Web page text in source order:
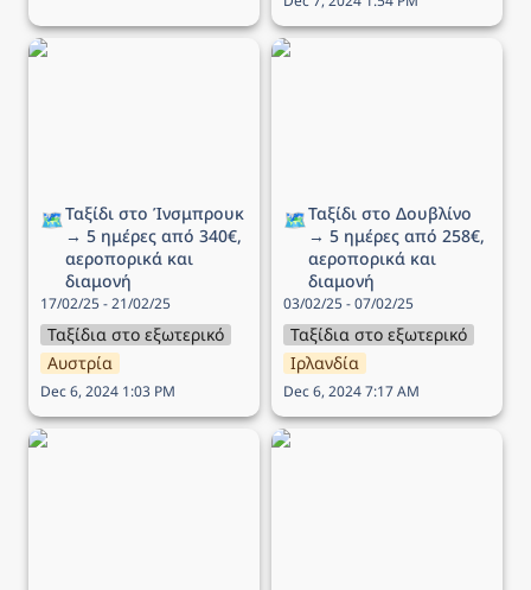
Ταξίδι στo Ίνσμπρουκ →
🗺️Ταξίδι στo Ίνσμπρουκ
→ 5 ημέρες από 340€,
αεροπορικά και
διαμονή
17/02/25 - 21/02/25
Ταξίδια στο εξωτερικό
Αυστρία
Dec 6, 2024 1:03 PM
Ταξίδι στο Δουβλίνο → 5
🗺️Ταξίδι στο Δουβλίνο
→ 5 ημέρες από 258€,
αεροπορικά και
διαμονή
03/02/25 - 07/02/25
Ταξίδια στο εξωτερικό
Ιρλανδία
Dec 6, 2024 7:17 AM
Ταξίδι στο Λονδίνο → 4
Ταξίδι στην Νάπολη → 5